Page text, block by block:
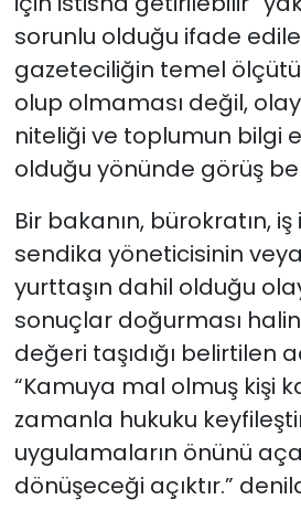
sorunlu olduğu ifade
gazeteciliğin temel
olup olmaması değil,
niteliği ve toplumun bilgi
olduğu yönünde görüş
Bir bakanın, bürokratın, iş
sendika yöneticisinin
yurttaşın dahil olduğu
sonuçlar doğurması
değeri taşıdığı belirtilen
“Kamuya mal olmuş kişi
zamanla hukuku
uygulamaların önünü
dönüşeceği açıktır.”